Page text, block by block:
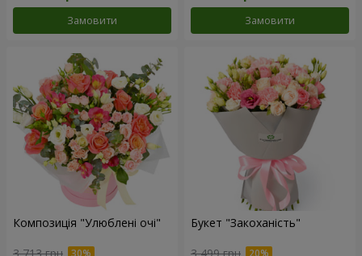
Замовити Замовити
Композиція "Улюблені очі" Букет "Закоханість"